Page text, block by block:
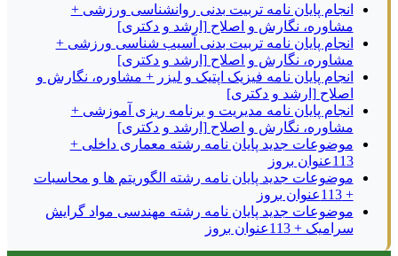
انجام پایان نامه تربیت بدنی روانشناسی ورزشی +
مشاوره، نگارش و اصلاح [ارشد و دکتری]
انجام پایان نامه تربیت بدنی آسیب شناسی ورزشی +
مشاوره، نگارش و اصلاح [ارشد و دکتری]
انجام پایان نامه فیزیک اپتیک و لیزر + مشاوره، نگارش و
اصلاح [ارشد و دکتری]
انجام پایان نامه مدیریت و برنامه ریزی آموزشی +
مشاوره، نگارش و اصلاح [ارشد و دکتری]
موضوعات جدید پایان نامه رشته معماری داخلی +
113عنوان بروز
موضوعات جدید پایان نامه رشته الگوریتم ها و محاسبات
+ 113عنوان بروز
موضوعات جدید پایان نامه رشته مهندسی مواد گرایش
سرامیک + 113عنوان بروز